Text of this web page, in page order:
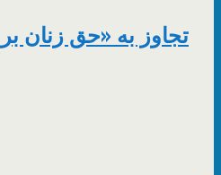
تجاوز به «حق زنان